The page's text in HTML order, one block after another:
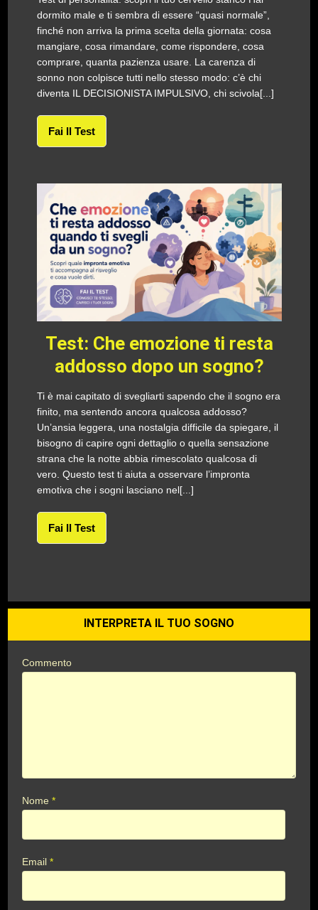
dormito male e ti sembra di essere “quasi normale”,
finché non arriva la prima scelta della giornata: cosa
mangiare, cosa rimandare, come rispondere, cosa
comprare, quanta pazienza usare. La carenza di
sonno non colpisce tutti nello stesso modo: c’è chi
diventa IL DECISIONISTA IMPULSIVO, chi scivola[...]
Fai Il Test
Test: Che emozione ti resta
addosso dopo un sogno?
Ti è mai capitato di svegliarti sapendo che il sogno era
finito, ma sentendo ancora qualcosa addosso?
Un’ansia leggera, una nostalgia difficile da spiegare, il
bisogno di capire ogni dettaglio o quella sensazione
strana che la notte abbia rimescolato qualcosa di
vero. Questo test ti aiuta a osservare l’impronta
emotiva che i sogni lasciano nel[...]
Fai Il Test
INTERPRETA IL TUO SOGNO
Commento
Nome*
Email*